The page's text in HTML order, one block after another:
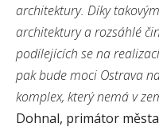
architektury. Díky
architektury a rozsáhlé
podílejících se na
pak bude moci Ostrava
komplex, který nemá v
Dohnal, primátor